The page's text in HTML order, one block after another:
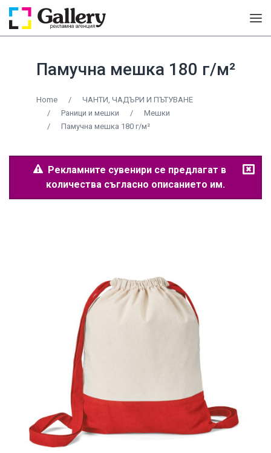
Памучна мешка 180 г/м²
Home /
ЧАНТИ, ЧАДЪРИ И ПЪТУВАНЕ
/
Раници и мешки /
Мешки
/
Памучна мешка 180 г/м²
Рекламните сувенири се предлагат в
количества съгласно описанието им.